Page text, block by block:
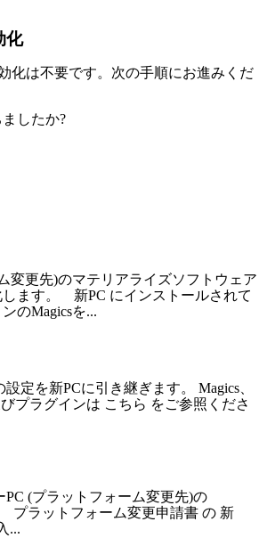
化
化は不要です。次の手順にお進みくだ
したか?
変更先)のマテリアライズソフトウェア
ます。 新PC にインストールされて
のMagicsを...
定を新PCに引き継ぎます。 Magics、
プラグインは こちら をご参照くださ
(プラットフォーム変更先)の
プラットフォーム変更申請書 の 新
...